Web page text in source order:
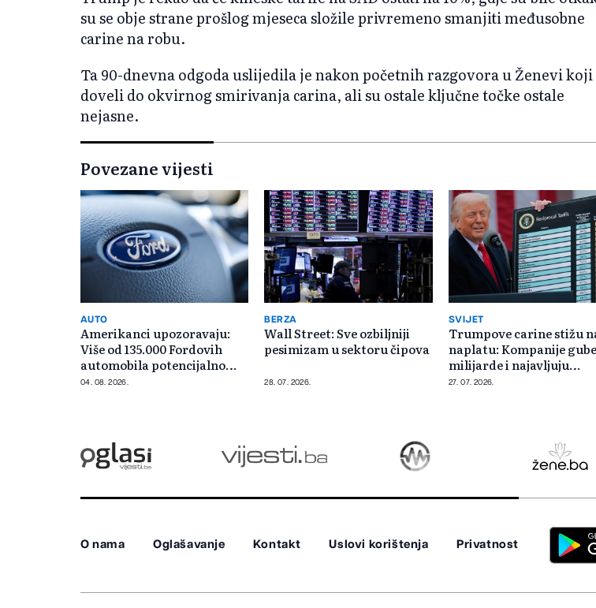
su se obje strane prošlog mjeseca složile privremeno smanjiti međusobne
carine na robu.
Ta 90-dnevna odgoda uslijedila je nakon početnih razgovora u Ženevi koji
doveli do okvirnog smirivanja carina, ali su ostale ključne točke ostale
nejasne.
Povezane vijesti
AUTO
Amerikanci upozoravaju:
Više od 135.000 Fordovih
automobila potencijalno
rizično
04. 08. 2026.
BERZA
Wall Street: Sve ozbiljniji
pesimizam u sektoru čipova
28. 07. 2026.
SVIJET
Trumpove carine stižu
naplatu: Kompanije gube
milijarde i najavljuju
poskupljenja
27. 07. 2026.
O nama Oglašavanje Kontakt Uslovi korištenja Privatnost